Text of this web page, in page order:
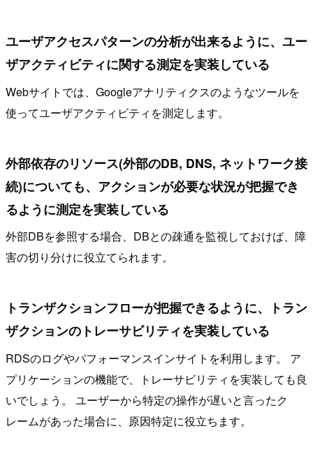
ユーザアクセスパターンの分析が出来るように、ユー
ザアクティビティに関する測定を実装している
Webサイトでは、Googleアナリティクスのようなツールを
使ってユーザアクティビティを測定します。
外部依存のリソース(外部のDB, DNS, ネットワーク接
続)についても、アクションが必要な状況が把握でき
るように測定を実装している
外部DBを参照する場合、DBとの疎通を監視しておけば、障
害の切り分けに役立てられます。
トランザクションフローが把握できるように、トラン
ザクションのトレーサビリティを実装している
RDSのログやパフォーマンスインサイトを利用します。 ア
プリケーションの機能で、トレーサビリティを実装しても良
いでしょう。 ユーザーから特定の操作が遅いと言ったク
レームがあった場合に、原因特定に役立ちます。